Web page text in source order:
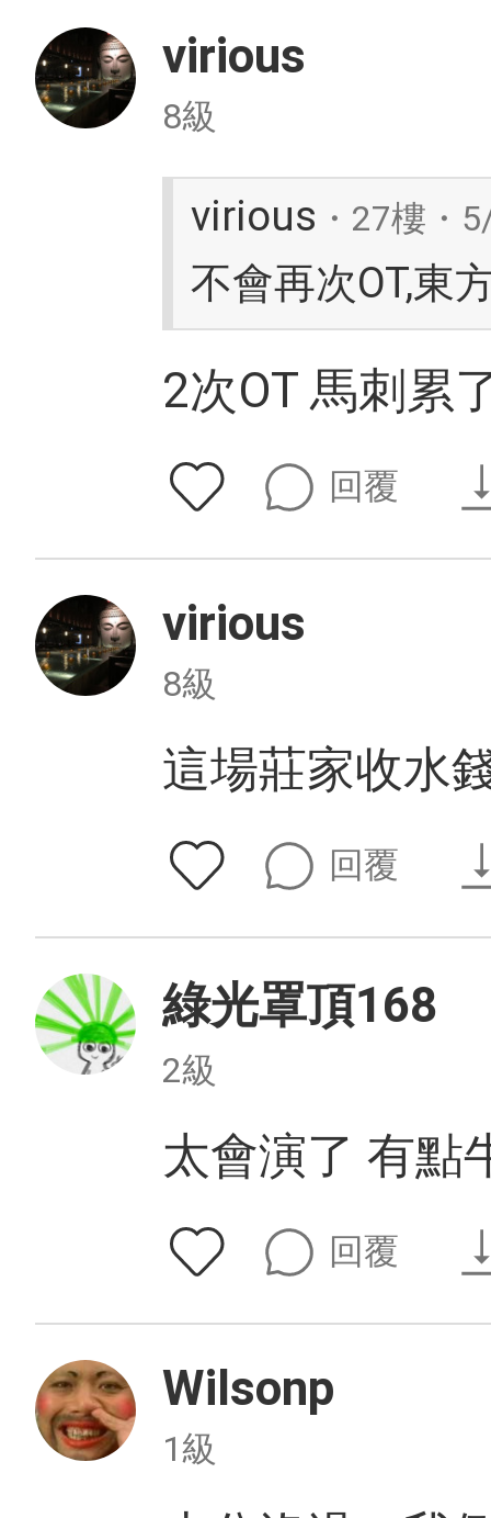
virious
8級
virious ・27樓・
不會再次OT,東
2次OT 馬刺累
回覆
virious
8級
這場莊家收水
回覆
綠光罩頂168
2級
太會演了 有點
回覆
Wilsonp
1級